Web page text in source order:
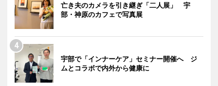
亡き夫のカメラを引き継ぎ「二人展」 宇
部・神原のカフェで写真展
宇部で「インナーケア」セミナー開催へ ジ
ムとコラボで内外から健康に